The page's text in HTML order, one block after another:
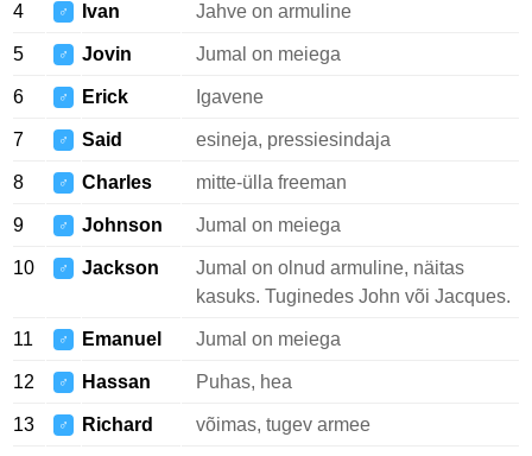
4 ♂ Ivan Jahve on armuline
5 ♂ Jovin Jumal on meiega
6 ♂ Erick Igavene
7 ♂ Said esineja, pressiesindaja
8 ♂ Charles mitte-ülla freeman
9 ♂ Johnson Jumal on meiega
10 ♂ Jackson
Jumal on olnud armuline, näitas
kasuks. Tuginedes John või Jacques.
11 ♂ Emanuel Jumal on meiega
12 ♂ Hassan Puhas, hea
13 ♂ Richard võimas, tugev armee